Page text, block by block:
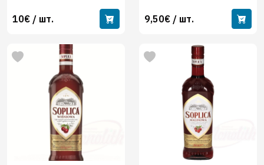
10€ / шт. 9,50€ / шт.